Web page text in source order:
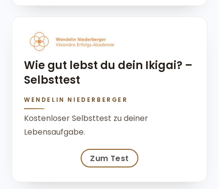
Wie gut lebst du dein Ikigai? –
Selbsttest
WENDELIN NIEDERBERGER
Kostenloser Selbsttest zu deiner
Lebensaufgabe.
Zum Test